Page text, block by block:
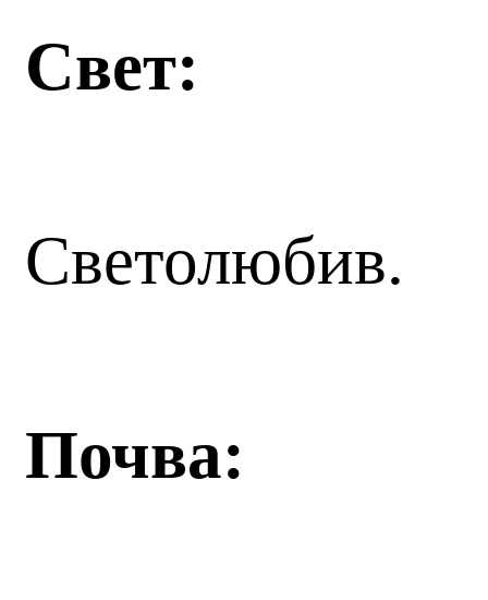
Свет:
Светолюбив.
Почва: